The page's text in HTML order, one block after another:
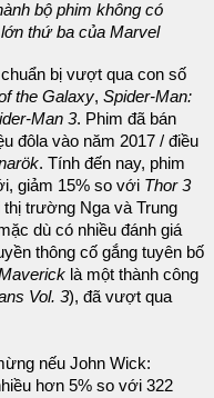
bộ phim không có
thứ ba của Marvel
bị vượt qua con số
the Galaxy, Spider-Man:
Man 3. Phim đã bán
đôla vào năm 2017 / điều
. Tính đến nay, phim
giảm 15% so với Thor 3
trường Nga và Trung
dù có nhiều đánh giá
thông cố gắng tuyên bố
là một thành công
Vol. 3), đã vượt qua
nếu John Wick:
hơn 5% so với 322